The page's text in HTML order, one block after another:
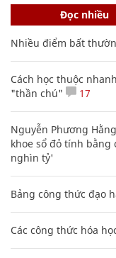
Đọc nhiều
Nhiều điểm bất
Cách học thuộc
"thần chú"
17
Nguyễn Phương
khoe sổ đỏ tính bằng
nghìn tỷ'
Bảng công thức đạo
Các công thức hóa